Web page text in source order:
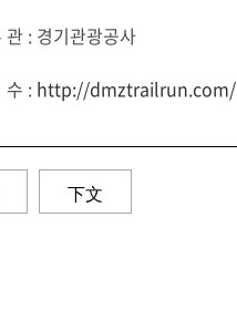
: 경기관광공사
: http://dmztrailrun.com/
下文